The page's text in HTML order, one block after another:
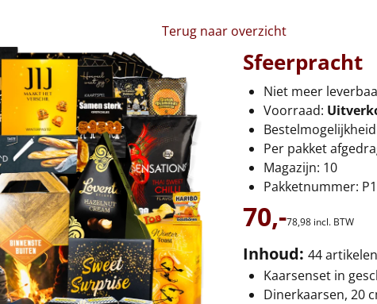
Terug naar overzicht
Sfeerpracht
Niet meer
Voorraad:
Per pakket
Magazijn: 10
Pakketnummer:
70,-78,98 incl. BTW
Inhoud: 44 artikelen
Kaarsenset in
Dinerkaarsen, 20